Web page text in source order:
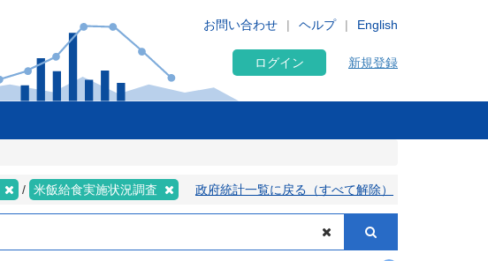
English
お問い合わせ ヘルプ
ログイン 新規登録
米飯給食実施状況調査 政府統計一覧に戻る（すべて解除）